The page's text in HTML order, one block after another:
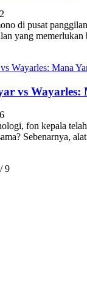
di pusat
yang
vs
fon kepala
Sebenarnya,
9